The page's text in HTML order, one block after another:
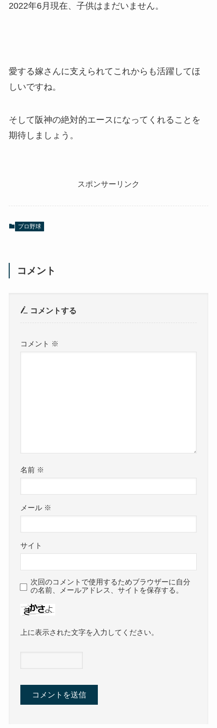
2022年6月現在、子供はまだいません。
愛する嫁さんに支えられてこれからも活躍してほ
しいですね。
そして阪神の絶対的エースになってくれることを
期待しましょう。
スポンサーリンク
プロ野球
コメント
コメントする
コメント ※
名前 ※
メール ※
サイト
次回のコメントで使用するためブラウザーに自分
の名前、メールアドレス、サイトを保存する。
上に表示された文字を入力してください。